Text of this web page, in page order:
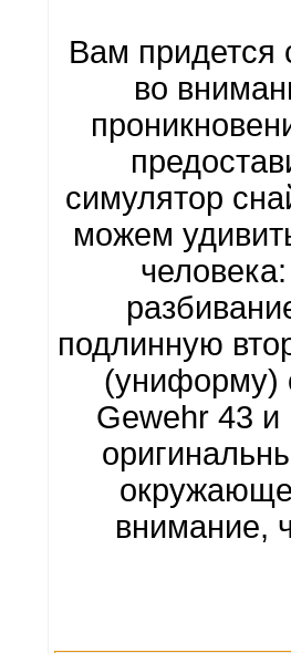
Вам придется
во
симулятор
можем
подлинную
(униформу)
Gewehr 43 и
внимание,